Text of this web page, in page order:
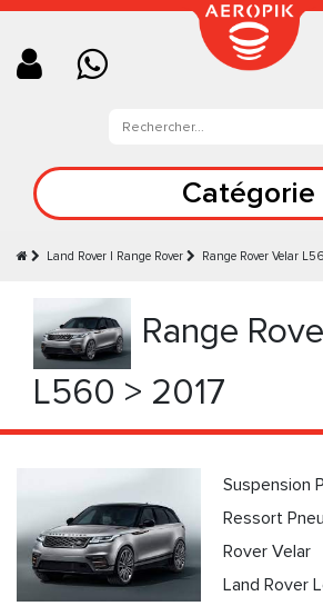
Catégorie
Land Rover | Range Rover Range Rover Velar
Range
L560 > 2017
Suspension
Ressort
Rover Velar
Land Rover